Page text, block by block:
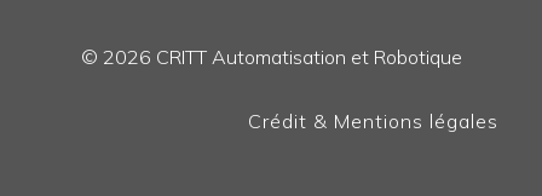
© 2026 CRITT Automatisation et Robotique
Crédit & Mentions légales